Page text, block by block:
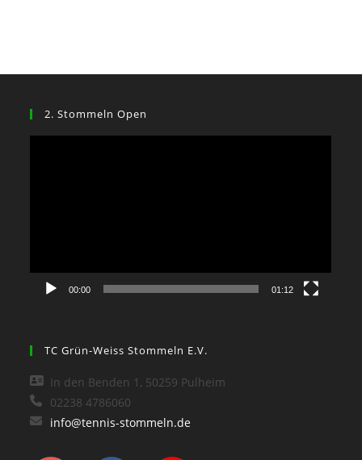
2. Stommeln Open
00:00 01:12
TC Grün-Weiss Stommeln E.V.
In den Benden 1, 50259 Pulheim
02238 4786060
info@tennis-stommeln.de